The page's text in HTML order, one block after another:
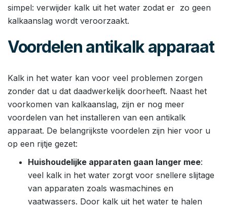
simpel: verwijder kalk uit het water zodat er zo geen
kalkaanslag wordt veroorzaakt.
Voordelen antikalk apparaat
Kalk in het water kan voor veel problemen zorgen
zonder dat u dat daadwerkelijk doorheeft. Naast het
voorkomen van kalkaanslag, zijn er nog meer
voordelen van het installeren van een antikalk
apparaat. De belangrijkste voordelen zijn hier voor u
op een rijtje gezet:
Huishoudelijke apparaten gaan langer mee:
veel kalk in het water zorgt voor snellere slijtage
van apparaten zoals wasmachines en
vaatwassers. Door kalk uit het water te halen